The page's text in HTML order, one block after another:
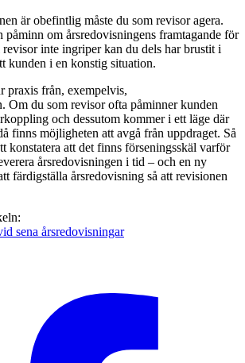
är obefintlig måste du som revisor agera.
om årsredovisningens framtagande för
inte ingriper kan du dels har brustit i
kunden i en konstig situation.
praxis från, exempelvis,
Om du som revisor ofta påminner kunden
och dessutom kommer i ett läge där
finns möjligheten att avgå från uppdraget. Så
konstatera att det finns förseningsskäl varför
årsredovisningen i tid – och en ny
färdigställa årsredovisning så att revisionen
sena årsredovisningar